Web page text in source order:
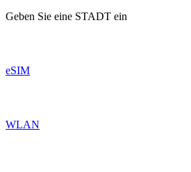
Geben Sie eine STADT ein
eSIM
WLAN